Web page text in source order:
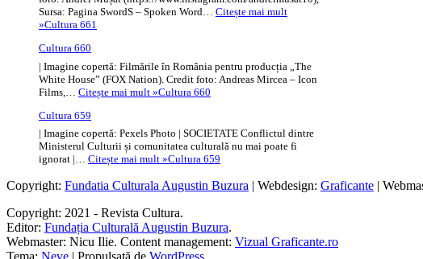
Sursa: Pagina SwordS – Spoken Word… Citește mai mult
»Cultura 661
Cultura 660
| Imagine copertă: Filmările în România pentru producția „The
White House” (FOX Nation). Credit foto: Andreas Mircea – Icon
Films,… Citește mai mult »Cultura 660
Cultura 659
| Imagine copertă: Pexels Photo | SOCIETATE Conflictul dintre
Ministerul Culturii și comunitatea culturală nu mai poate fi
ignorat |… Citește mai mult »Cultura 659
Copyright: Fundatia Culturala Augustin Buzura | Webdesign: Graficante |
Copyright: 2021 - Revista Cultura.
Editor: Fundația Culturală Augustin Buzura.
Webmaster: Nicu Ilie. Content management: Vizual Graficante.ro